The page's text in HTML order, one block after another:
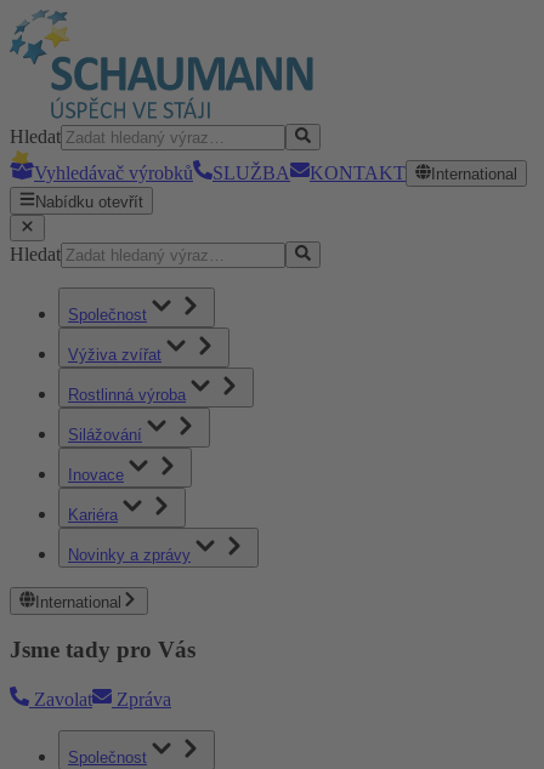
Hledat
Vyhledávač výrobků
SLUŽBA KONTAKT
International
Nabídku otevřít
Hledat
Společnost
Výživa zvířat
Rostlinná výroba
Silážování
Inovace
Kariéra
Novinky a zprávy
International
Jsme tady pro Vás
Zavolat Zpráva
Společnost